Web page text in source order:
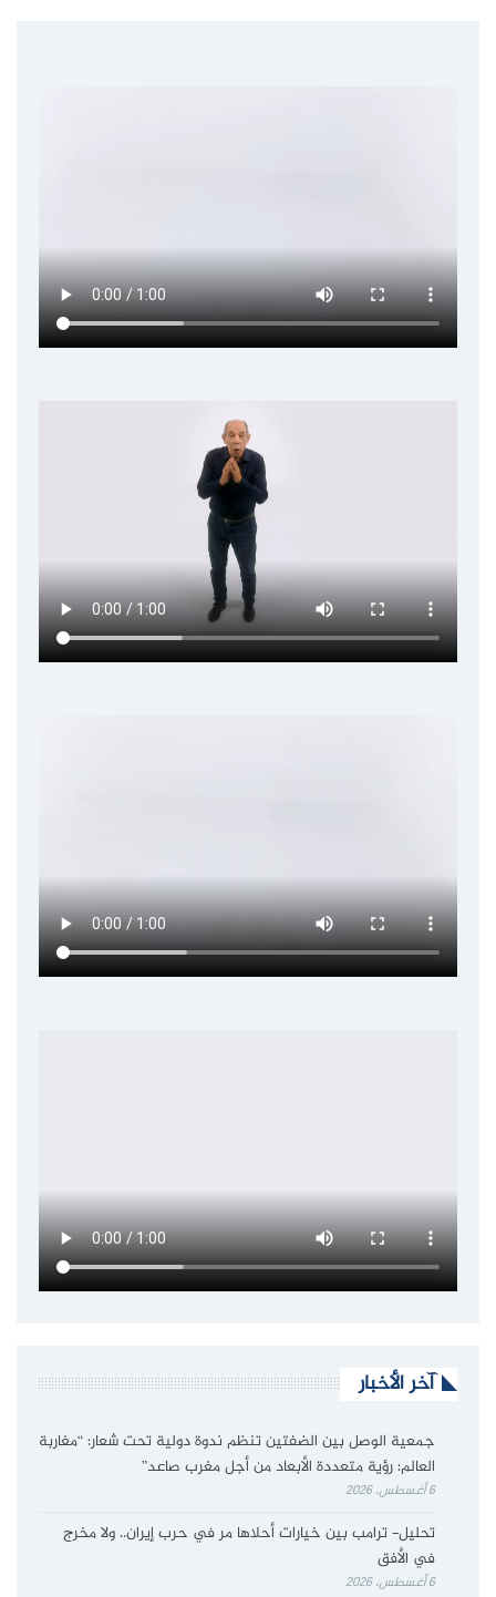
آخر الأخبار
جمعية الوصل بين الضفتين تنظم ندوة دولية تحت شعار: “مغاربة
العالم: رؤية متعددة الأبعاد من أجل مغرب صاعد”
6 أغسطس، 2026
تحليل- ترامب بين خيارات أحلاها مر في حرب إيران.. ولا مخرج
في الأفق
6 أغسطس، 2026